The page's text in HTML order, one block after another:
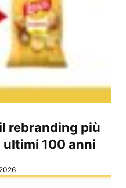
rebranding più
100 anni